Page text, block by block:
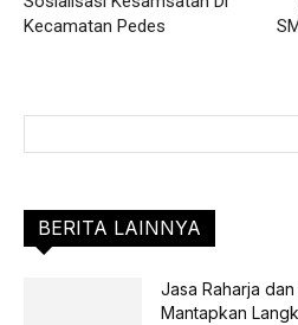
Kecamatan Pedes
BERITA LAINNYA
Jasa Raharja dan
Mantapkan